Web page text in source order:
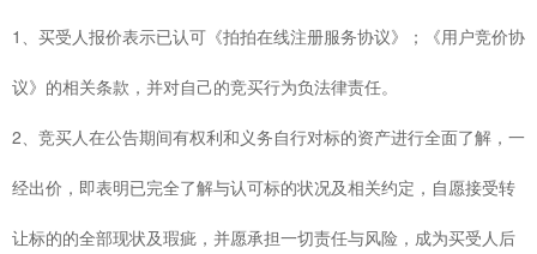
1、买受人报价表示已认可《拍拍在线注册服务协议》；《用户竞价协
议》的相关条款，并对自己的竞买行为负法律责任。
2、竞买人在公告期间有权利和义务自行对标的资产进行全面了解，一
经出价，即表明已完全了解与认可标的状况及相关约定，自愿接受转
让标的的全部现状及瑕疵，并愿承担一切责任与风险，成为买受人后